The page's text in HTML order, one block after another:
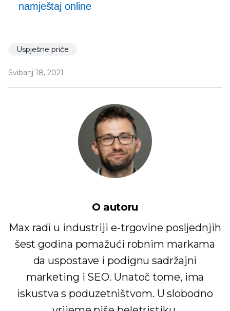
namještaj online
Uspješne priče
Svibanj 18, 2021
O autoru
Max radi u industriji e-trgovine posljednjih
šest godina pomažući robnim markama
da uspostave i podignu sadržajni
marketing i SEO. Unatoč tome, ima
iskustva s poduzetništvom. U slobodno